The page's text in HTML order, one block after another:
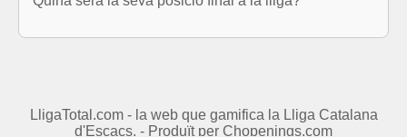
LligaTotal.com - la web que gamifica la Lliga Catalana
d'Escacs. - Produït per Chopenings.com